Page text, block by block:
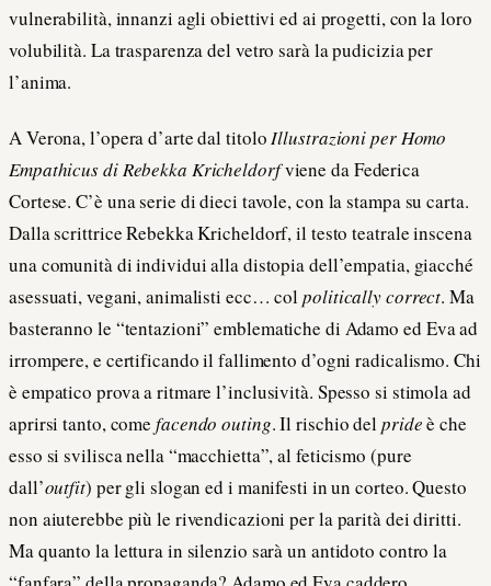
vulnerabilità, innanzi agli obiettivi ed ai progetti, con la loro
volubilità. La trasparenza del vetro sarà la pudicizia per
l’anima.
A Verona, l’opera d’arte dal titoloIllustrazioni per Homo
Empathicus di Rebekka Kricheldorfviene da Federica
Cortese. C’è una serie di dieci tavole, con la stampa su carta.
Dalla scrittrice Rebekka Kricheldorf, il testo teatrale inscena
una comunità di individui alla distopia dell’empatia, giacché
asessuati, vegani, animalisti ecc… colpolitically correct. Ma
basteranno le “tentazioni” emblematiche di Adamo ed Eva ad
irrompere, e certificando il fallimento d’ogni radicalismo. Chi
è empatico prova a ritmare l’inclusività. Spesso si stimola ad
aprirsi tanto, comefacendo outing. Il rischio delprideè che
esso si svilisca nella “macchietta”, al feticismo (pure
dall’outfit) per gli slogan ed i manifesti in un corteo. Questo
non aiuterebbe più le rivendicazioni per la parità dei diritti.
Ma quanto la lettura in silenzio sarà un antidoto contro la